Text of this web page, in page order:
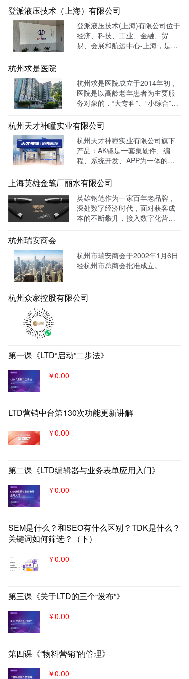
功案例。选择LTD枢纽云搭建升
级数字化官网，提高品牌形象和
专业度。目前官网运行全网曝光
数已达到208W+
登派液压技术（上海）有限公司
登派液压技术(上海)有限公司位于
经济、科技、工业、金融、贸
易、会展和航运中心-上海，是一
网全网曝光数达779498次。
杭州求是医院
杭州求是医院成立于2014年初，
医院是以高龄老年患者为主要服
务对象的，“大专科”、“小综合”为
院已开通全国医保联网结算、省
市医保、省市老干部医保及市子
女统筹。通过LTD枢纽云系统升
级数字化品牌官网，患者可以通
过官网进行在线预约，在线咨询
杭州天才神瞳实业有限公司
杭州天才神瞳实业有限公司旗下
产品：AK镜是一套集硬件、编
程、系统开发、APP为一体的智
云系统做竞价投放，搭建符合产
品特性的落地页，使投放数据最
终都归集与系统后台同意进行管
理跟进，线索转化率进一步提
成！
上海英雄金笔厂丽水有限公司
英雄钢笔作为一家百年老品牌，
深处数字经济时代，面对获客成
本的不断攀升，接入数字化营销
销，通过自媒体、广告平台、SE
M、EDM等讲生意表达或产品服
实现从引导到成交的营销、获
杭州瑞安商会
杭州市瑞安商会于2002年1月6日
经杭州市总商会批准成立。
杭州众家控股有限公司
第一课《LTD“启动”二步法》
￥0.00
LTD营销中台第130次功能更新讲解
￥0.00
第二课《LTD编辑器与业务表单应用入门》
￥0.00
SEM是什么？和SEO有什么区别？TDK是什么？
关键词如何筛选？（下）
￥0.00
第三课《关于LTD的三个“发布”》
￥0.00
第四课《“物料营销”的管理》
￥0.00